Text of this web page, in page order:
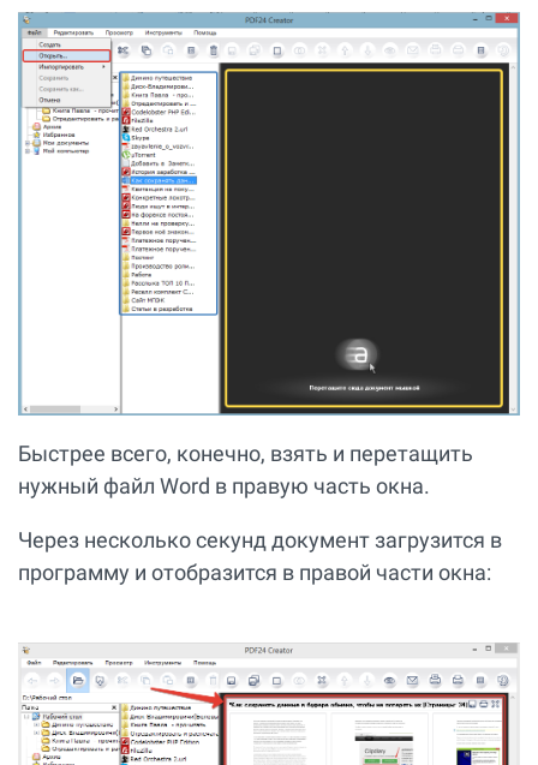
Быстрее всего, конечно, взять и перетащить
нужный файл Word в правую часть окна.
Через несколько секунд документ загрузится в
программу и отобразится в правой части окна: